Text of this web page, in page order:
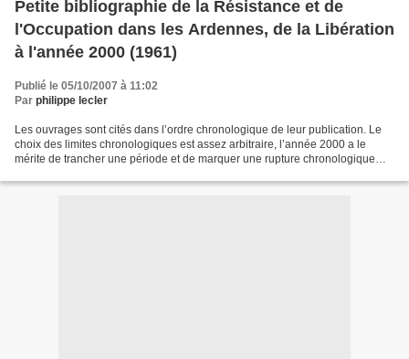
Petite bibliographie de la Résistance et de
l'Occupation dans les Ardennes, de la Libération
à l'année 2000 (1961)
Publié le 05/10/2007 à 11:02
Par philippe lecler
Les ouvrages sont cités dans l’ordre chronologique de leur publication. Le
choix des limites chronologiques est assez arbitraire, l’année 2000 a le
mérite de trancher une période et de marquer une rupture chronologique